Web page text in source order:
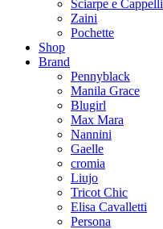
Sciarpe e Cappelli
Zaini
Pochette
Shop
Brand
Pennyblack
Manila Grace
Blugirl
Max Mara
Nannini
Gaelle
cromia
Liujo
Tricot Chic
Elisa Cavalletti
Persona